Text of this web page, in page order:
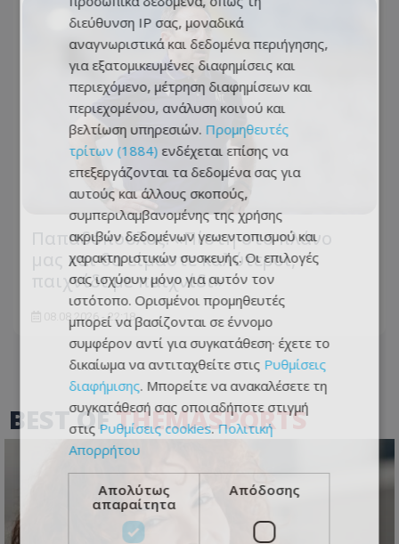
Παπαδόπουλος: «Πίστη στο πλάνο
μας και θα είμαστε καλύτεροι,
παιχνίδι με παιχνίδι»
08.08.2026 - 22:18
BEST OFTHEMASPORTS
διεύθυνση IP σας, μοναδικά
αναγνωριστικά και δεδομένα περιήγησης,
για εξατομικευμένες διαφημίσεις και
περιεχόμενο, μέτρηση διαφημίσεων και
περιεχομένου, ανάλυση κοινού και
βελτίωση υπηρεσιών. Προμηθευτές
τρίτων (1884) ενδέχεται επίσης να
επεξεργάζονται τα δεδομένα σας για
αυτούς και άλλους σκοπούς,
συμπεριλαμβανομένης της χρήσης
ακριβών δεδομένων γεωεντοπισμού και
χαρακτηριστικών συσκευής. Οι επιλογές
σας ισχύουν μόνο για αυτόν τον
ιστότοπο. Ορισμένοι προμηθευτές
μπορεί να βασίζονται σε έννομο
συμφέρον αντί για συγκατάθεση· έχετε το
δικαίωμα να αντιταχθείτε στις Ρυθμίσεις
διαφήμισης. Μπορείτε να ανακαλέσετε τη
συγκατάθεσή σας οποιαδήποτε στιγμή
στις Ρυθμίσεις cookies. Πολιτική
Απορρήτου
Απολύτως
απαραίτητα
Απόδοσης